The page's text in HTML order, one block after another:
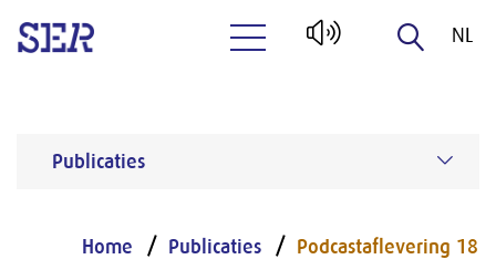
NL
Publicaties
Home Publicaties Podcastaflevering 18